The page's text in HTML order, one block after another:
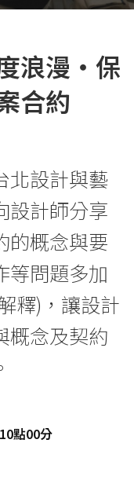
浪漫・保
合約
北設計與藝
設計師分享
的概念與要
等問題多加
釋)，讓設計
概念及契約
點00分